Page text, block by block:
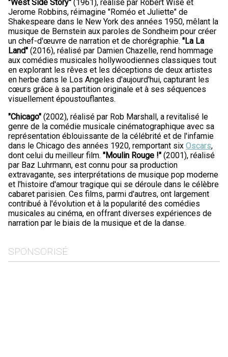
"West Side Story" (1961), réalisé par Robert Wise et
Jerome Robbins, réimagine "Roméo et Juliette" de
Shakespeare dans le New York des années 1950, mêlant la
musique de Bernstein aux paroles de Sondheim pour créer
un chef-d'œuvre de narration et de chorégraphie. "La La
Land" (2016), réalisé par Damien Chazelle, rend hommage
aux comédies musicales hollywoodiennes classiques tout
en explorant les rêves et les déceptions de deux artistes
en herbe dans le Los Angeles d'aujourd'hui, capturant les
cœurs grâce à sa partition originale et à ses séquences
visuellement époustouflantes.
"Chicago" (2002), réalisé par Rob Marshall, a revitalisé le
genre de la comédie musicale cinématographique avec sa
représentation éblouissante de la célébrité et de l'infamie
dans le Chicago des années 1920, remportant six Oscars,
dont celui du meilleur film. "Moulin Rouge !" (2001), réalisé
par Baz Luhrmann, est connu pour sa production
extravagante, ses interprétations de musique pop moderne
et l'histoire d'amour tragique qui se déroule dans le célèbre
cabaret parisien. Ces films, parmi d'autres, ont largement
contribué à l'évolution et à la popularité des comédies
musicales au cinéma, en offrant diverses expériences de
narration par le biais de la musique et de la danse.
SPONSORISÉ